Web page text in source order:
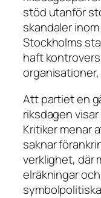
stöd utanför
skandaler
Stockholms
haft
Att partiet en
riksdagen
Kritiker menar
saknar
verklighet, där
elräkningar